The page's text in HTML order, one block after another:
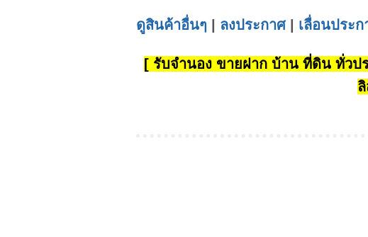
ดูสินค้าอื่นๆ ลงประกาศ| เลื่อนประ
[ รับจำนอง ขายฝาก บ้าน ที่ดิน ทั่วป